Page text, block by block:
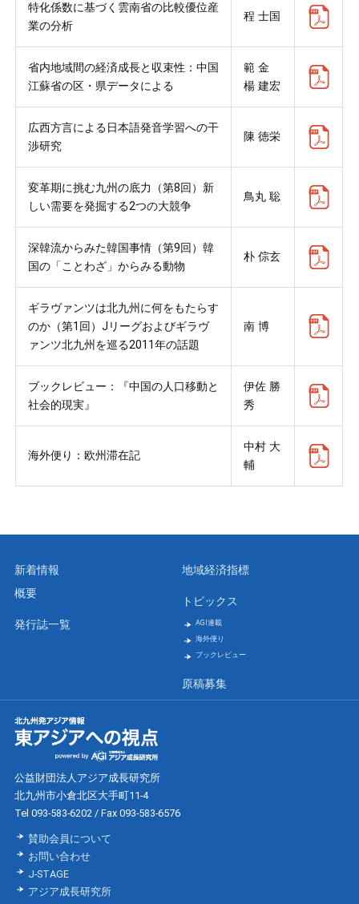
特化係数に基づく雲南省の比較優位産
業の分析
程 士国
省内地域間の経済成長と収束性：中国
江蘇省の区・県データによる
範 金
楊 建宏
広西方言による日本語発音学習への干
渉研究
陳 徳栄
変革期に挑む九州の底力（第8回）新
しい需要を発掘する2つの大競争
鳥丸 聡
深韓流からみた韓国事情（第9回）韓
国の「ことわざ」からみる動物
朴 倧玄
ギラヴァンツは北九州に何をもたらす
のか（第1回）Jリーグおよびギラヴ
ァンツ北九州を巡る2011年の話題
南 博
ブックレビュー：『中国の人口移動と
社会的現実』
伊佐 勝
秀
海外便り：欧州滞在記
中村 大
輔
新着情報
概要
発行誌一覧
地域経済指標
トピックス
AGI連載
海外便り
ブックレビュー
原稿募集
公益財団法人アジア成長研究所
北九州市小倉北区大手町11-4
Tel 093-583-6202 / Fax 093-583-6576
賛助会員について
お問い合わせ
J-STAGE
アジア成長研究所